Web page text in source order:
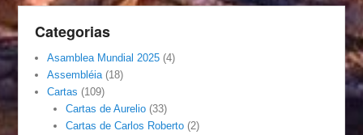
Categorias
Asamblea Mundial 2025 (4)
Assembléia (18)
Cartas (109)
Cartas de Aurelio(33)
Cartas de Carlos Roberto(2)